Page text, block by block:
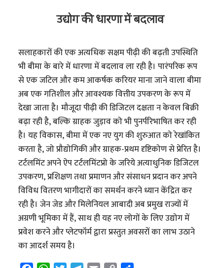
उद्योग की धारणा में बदलाव
सलाहकारों की एक अत्यधिक सक्षम पीढ़ी की बढ़ती उपस्थिति
भी बीमा के बारे में धारणा में बदलाव ला रही है। पारंपरिक रूप
से एक जटिल और कम आकर्षक करियर माना जाने वाला बीमा
अब एक गतिशील और आवश्यक वित्तीय उपकरण के रूप में
देखा जाता है। मौजूदा पीढ़ी की डिजिटल दक्षता न केवल बिक्री
बढ़ा रही है, बल्कि ग्राहक जुड़ाव को भी पुनर्परिभाषित कर रही
है। यह विकास, बीमा में एक नए युग की शुरुआत को रेखांकित
करता है, जो प्रौद्योगिकी और ग्राहक-प्रथम दृष्टिकोण से प्रेरित है।
टर्टलमिंट अपने ऐप टर्टलमिंटप्रो के जरिये अत्याधुनिक डिजिटल
उपकरण, प्रशिक्षण तथा प्रमाणन और संसाधन प्रदान कर अपने
विविध वितरण भागीदारों का समर्थन करने ध्यान केंद्रित कर
रही है। जेन जेड और मिलेनियल आबादी अब प्रमुख राज्यों में
अग्रणी भूमिका में हैं, साथ ही यह नए लोगों के लिए उद्योग में
प्रवेश करने और प्लेटफॉर्म द्वारा प्रस्तुत अवसरों का लाभ उठाने
का आदर्श समय है।